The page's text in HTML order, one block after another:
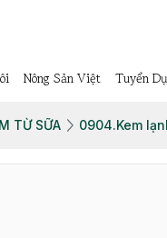
Nông Sản Việt Tuyển
TỪ SỮA 0904.Kem